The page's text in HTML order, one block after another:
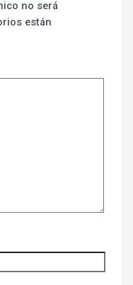
no será
están